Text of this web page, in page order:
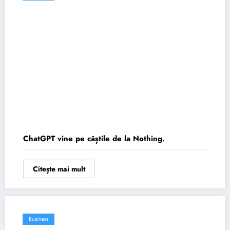
ChatGPT vine pe căștile de la Nothing.
Citește mai mult
Business